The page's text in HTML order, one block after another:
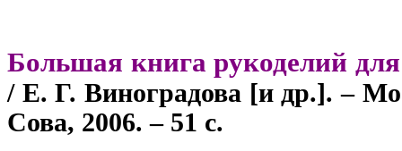
Большая книга рукоделий
/ Е. Г. Виноградова [и др.]. –
Сова, 2006. – 51 с.